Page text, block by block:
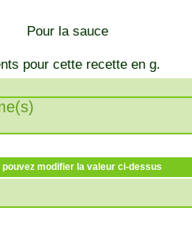
Pour la sauce
pour cette recette en g.
modifier la valeur ci-dessus